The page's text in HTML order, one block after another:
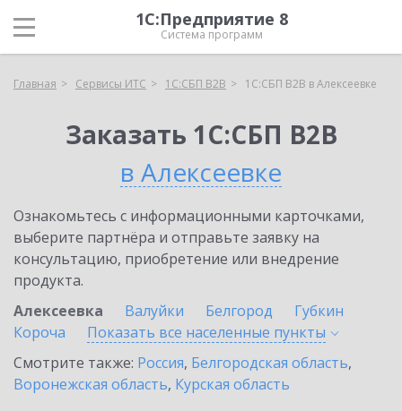
1С:Предприятие 8
Система программ
Главная Сервисы ИТС 1С:СБП B2B 1С:СБП B2B в Алексеевке
Заказать 1С:СБП B2B
в Алексеевке
Ознакомьтесь с информационными карточками,
выберите партнёра и отправьте заявку на
консультацию, приобретение или внедрение
продукта.
Алексеевка
Валуйки Белгород
Губкин
Короча
Показать все населенные пункты
Смотрите также: Россия, Белгородская область,
Воронежская область, Курская область